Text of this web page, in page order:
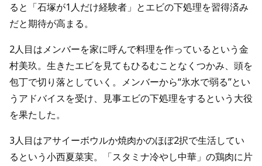
ると「石塚が1人だけ経験者」とエビの下処理を習得済み
だと期待が高まる。
2人目はメンバーを家に呼んで料理を作っているという金
村美玖。生きたエビを見てもひるむことなくつかみ、頭を
包丁で切り落としていく。メンバーから“氷水で弱る”とい
うアドバイスを受け、見事エビの下処理をするという大役
を果たした。
3人目はアサイーボウルか焼肉かのほぼ2択で生活してい
るという小西夏菜実。「スタミナ冷やし中華」の鶏肉に片